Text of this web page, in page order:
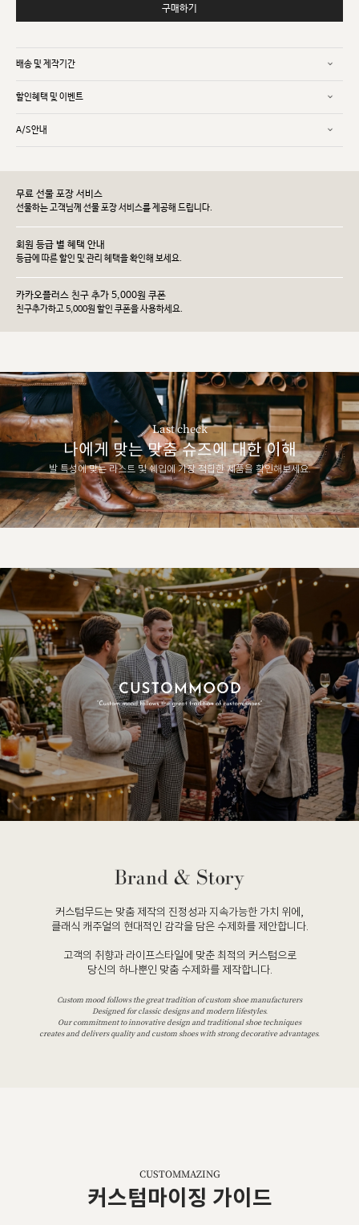
구매하기
배송 및 제작기간
할인혜택 및 이벤트
A/S안내
무료 선물 포장 서비스
선물하는 고객님께 선물 포장 서비스를 제공해 드립니다.
회원 등급 별 혜택 안내
등급에 따른 할인 및 관리 헤택을 확인해 보세요.
카카오플러스 친구 추가 5,000원 쿠폰
친구추가하고 5,000원 할인 쿠폰을 사용하세요.
Last check
나에게 맞는 맞춤 슈즈에 대한 이해
발 특성에 맞는 라스트 및 쉐입에 가장 적합한 제품을 확인해보세요.
커스텀무드는 맞춤 제작의 진정성과 지속가능한 가치 위에,
클래식 캐주얼의 현대적인 감각을 담은 수제화를 제안합니다.
고객의 취향과 라이프스타일에 맞춘 최적의 커스텀으로
당신의 하나뿐인 맞춤 수제화를 제작합니다.
Custom mood follows the great tradition of custom shoe manufacturers
Designed for classic designs and modern lifestyles.
Our commitment to innovative design and traditional shoe techniques
creates and delivers quality and custom shoes with strong decorative advantages.
CUSTOMMAZING
커스텀마이징 가이드